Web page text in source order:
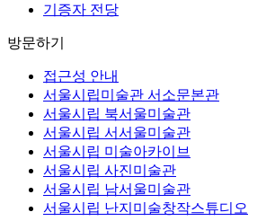
기증자 전당
방문하기
접근성 안내
서울시립미술관 서소문본관
서울시립 북서울미술관
서울시립 서서울미술관
서울시립 미술아카이브
서울시립 사진미술관
서울시립 남서울미술관
서울시립 난지미술창작스튜디오